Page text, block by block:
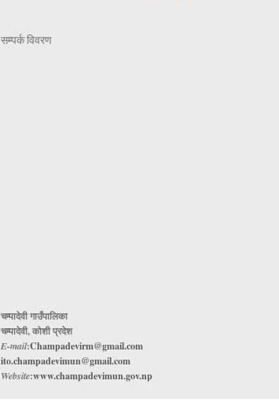
सम्पर्क विवरण
चम्पादेवी गाउँपालिका
चम्पादेवी, कोशी प्रदेश
E-mail:Champadevirm@gmail.com
ito.champadevimun@gmail.com
Website:www.champadevimun.gov.np